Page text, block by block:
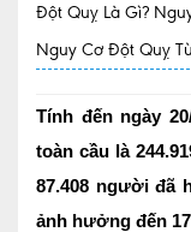
Đột Quỵ Là Gì?
Nguy Cơ Đột Quỵ
Tính đến ngày
toàn cầu là
87.408 người đã
ảnh hưởng đến